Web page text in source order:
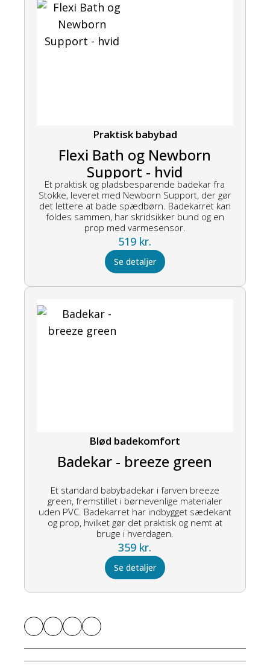
Praktisk babybad
Flexi Bath og Newborn
Support - hvid
Et praktisk og pladsbesparende badekar fra
Stokke, leveret med Newborn Support, der gør
det lettere at bade spædbørn. Badekarret kan
foldes sammen, har skridsikker bund og en
prop med varmesensor.
519 kr.
Se detaljer
Blød badekomfort
Badekar - breeze green
Et standard babybadekar i farven breeze
green, fremstillet i børnevenlige materialer
uden PVC. Badekarret har indbygget sædekant
og prop, hvilket gør det praktisk og nemt at
bruge i hverdagen.
359 kr.
Se detaljer